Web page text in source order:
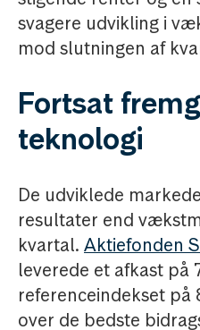
svagere udvikling i
mod slutningen af
Fortsat
teknologi
De udviklede
resultater end
kvartal. Aktiefonden
leverede et afkast på
referenceindekset på
over de bedste